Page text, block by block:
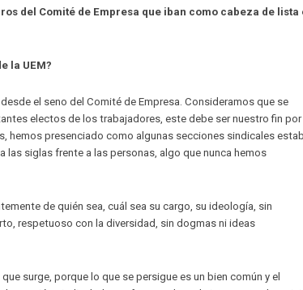
del Comité de Empresa que iban como cabeza de lista
la UEM?
el seno del Comité de Empresa. Consideramos que se
electos de los trabajadores, este debe ser nuestro fin por
hemos presenciado como algunas secciones sindicales
siglas frente a las personas, algo que nunca hemos
de quién sea, cuál sea su cargo, su ideología, sin
respetuoso con la diversidad, sin dogmas ni ideas
surge, porque lo que se persigue es un bien común y el